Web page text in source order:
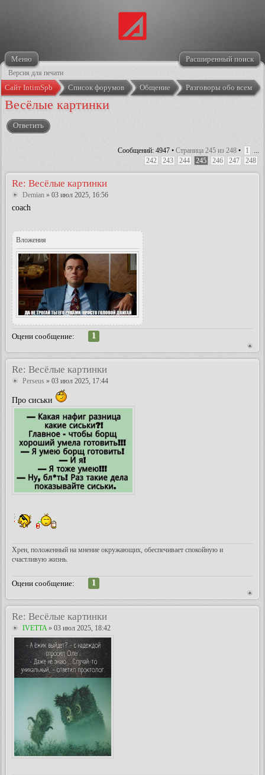
Меню Расширенный поиск
Версия для печати
Сайт IntimSpb Список форумов Общение Разговоры обо всем
Весёлые картинки
Ответить
Сообщений: 4947 • Страница 245 из 248 • 1
...
242
243 244 245 246 247 248
Re: Весёлые картинки
Demian » 03 июл 2025, 16:56
coach
Вложения
Оцени сообщение:
1
Re: Весёлые картинки
Perseus » 03 июл 2025, 17:44
Про сиськи
Хрен, положенный на мнение окружающих, обеспечивает спокойную и
счастливую жизнь.
Оцени сообщение:
1
Re: Весёлые картинки
IVETTA» 03 июл 2025, 18:42